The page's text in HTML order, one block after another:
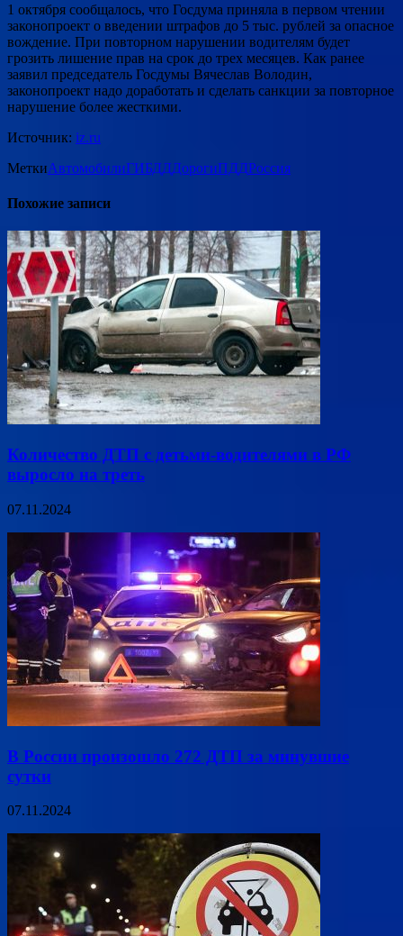
1 октября сообщалось, что Госдума приняла в первом чтении
законопроект о введении штрафов до 5 тыс. рублей за опасное
вождение. При повторном нарушении водителям будет
грозить лишение прав на срок до трех месяцев. Как ранее
заявил председатель Госдумы Вячеслав Володин,
законопроект надо доработать и сделать санкции за повторное
нарушение более жесткими.
Источник: iz.ru
МеткиАвтомобилиГИБДДДорогиПДДРоссия
Похожие записи
Количество ДТП с детьми-водителями в РФ
выросло на треть
07.11.2024
В России произошло 272 ДТП за минувшие
сутки
07.11.2024